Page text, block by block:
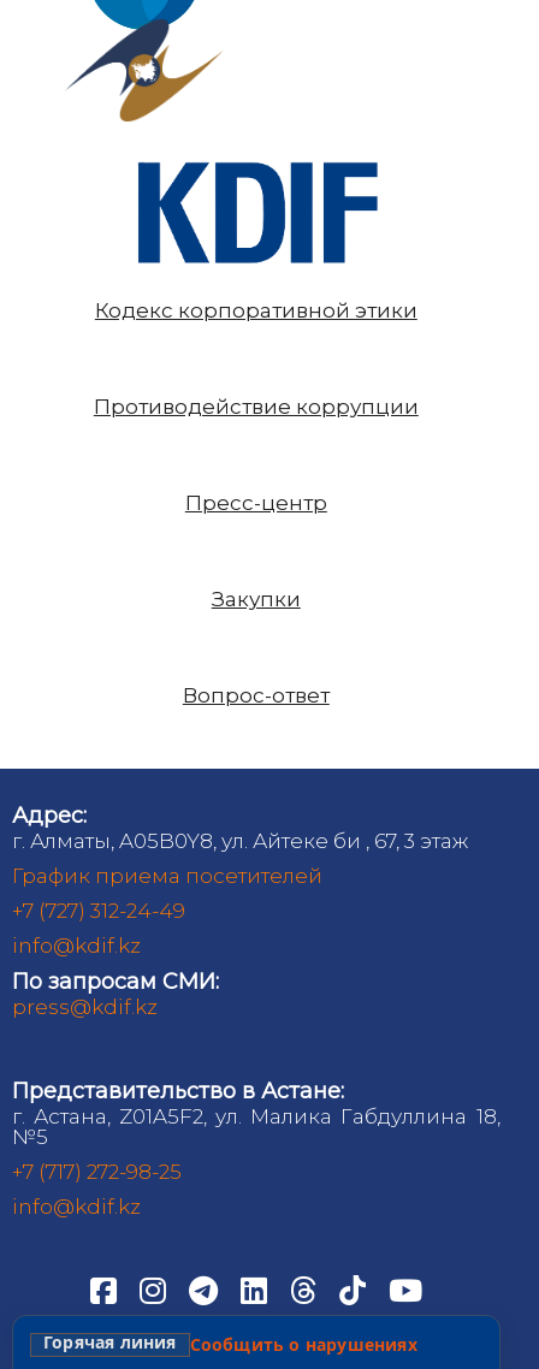
Кодекс корпоративной этики
Противодействие коррупции
Пресс-центр
Закупки
Вопрос-ответ
Адрес:
г. Алматы, A05B0Y8, ул. Айтеке би , 67, 3 этаж
График приема посетителей
+7 (727) 312-24-49
info@kdif.kz
По запросам СМИ:
press@kdif.kz
Представительство в Астане:
г. Астана, Z01A5F2, ул. Малика Габдуллина 18,
№5
+7 (717) 272-98-25
info@kdif.kz
Горячая линия Сообщить о нарушениях